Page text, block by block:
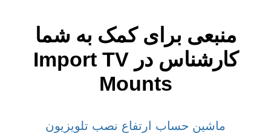
منبعی برای کمک به شما
کارشناس
در Import TV
Mounts
ماشین حساب ارتفاع نصب تلویزیون